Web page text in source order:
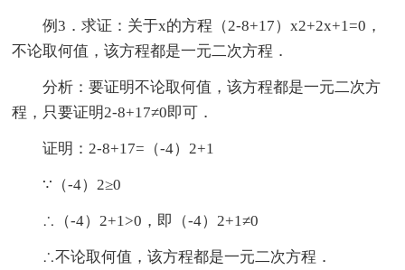
例3．求证：关于x的方程（2-8+17）x2+2x+1=0，
不论取何值，该方程都是一元二次方程．
分析：要证明不论取何值，该方程都是一元二次方
程，只要证明2-8+17≠0即可．
证明：2-8+17=（-4）2+1
∵（-4）2≥0
∴（-4）2+1>0，即（-4）2+1≠0
∴不论取何值，该方程都是一元二次方程．